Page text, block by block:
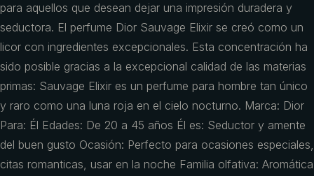
para aquellos que desean dejar una impresión duradera y
seductora. El perfume Dior Sauvage Elixir se creó como un
licor con ingredientes excepcionales. Esta concentración ha
sido posible gracias a la excepcional calidad de las materias
primas: Sauvage Elixir es un perfume para hombre tan único
y raro como una luna roja en el cielo nocturno. Marca: Dior
Para: Él Edades: De 20 a 45 años Él es: Seductor y amente
del buen gusto Ocasión: Perfecto para ocasiones especiales,
citas romanticas, usar en la noche Familia olfativa: Aromática